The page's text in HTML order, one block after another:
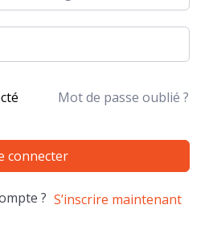
Mot de passe oublié ?
connecter
? S’inscrire maintenant